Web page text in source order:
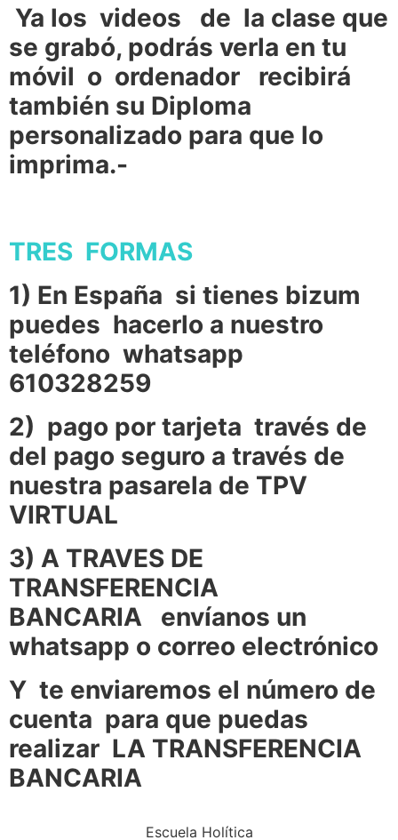
Ya los videos de la clase que
se grabó, podrás verla en tu
móvil o ordenador recibirá
también su Diploma
personalizado para que lo
imprima.-
TRES FORMAS
1) En España si tienes bizum
puedes hacerlo a nuestro
teléfono whatsapp
610328259
2) pago por tarjeta través de
del pago seguro a través de
nuestra pasarela de TPV
VIRTUAL
3) A TRAVES DE
TRANSFERENCIA
BANCARIA envíanos un
whatsapp o correo electrónico
Y te enviaremos el número de
cuenta para que puedas
realizar LA TRANSFERENCIA
BANCARIA
Escuela Holítica